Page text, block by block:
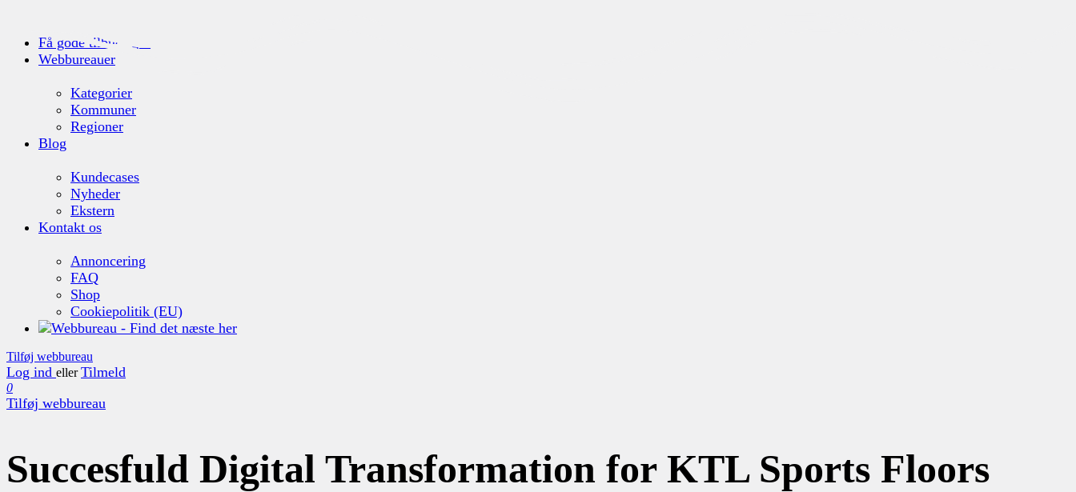
Få gode tilbud (gratis)
Webbureauer
Kategorier
Kommuner
Regioner
Blog
Kundecases
Nyheder
Ekstern
Kontakt os
Annoncering
FAQ
Shop
Cookiepolitik (EU)
Tilføj webbureau
Log ind eller Tilmeld
0
Tilføj webbureau
Succesfuld Digital Transformation for KTL Sports Floors